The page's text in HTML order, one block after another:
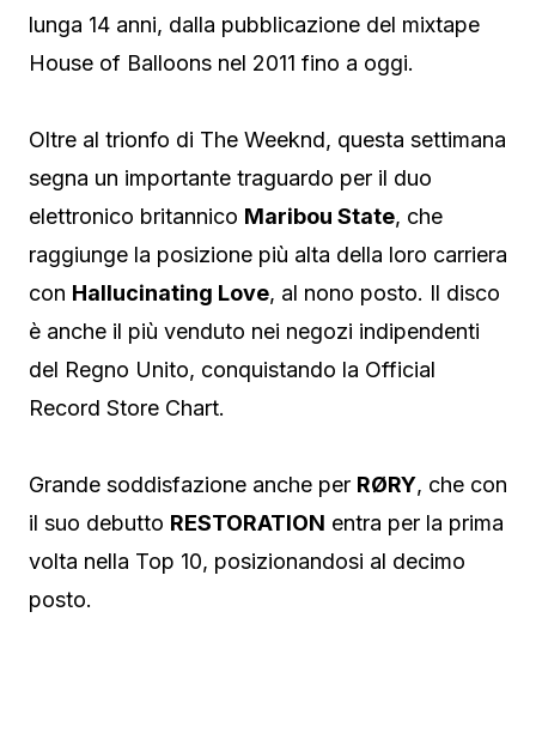
lunga 14 anni, dalla pubblicazione del mixtape
House of Balloons nel 2011 fino a oggi.
Oltre al trionfo di The Weeknd, questa settimana
segna un importante traguardo per il duo
elettronico britannico Maribou State, che
raggiunge la posizione più alta della loro carriera
con Hallucinating Love, al nono posto. Il disco
è anche il più venduto nei negozi indipendenti
del Regno Unito, conquistando la Official
Record Store Chart.
Grande soddisfazione anche per RØRY, che con
il suo debutto RESTORATION entra per la prima
volta nella Top 10, posizionandosi al decimo
posto.